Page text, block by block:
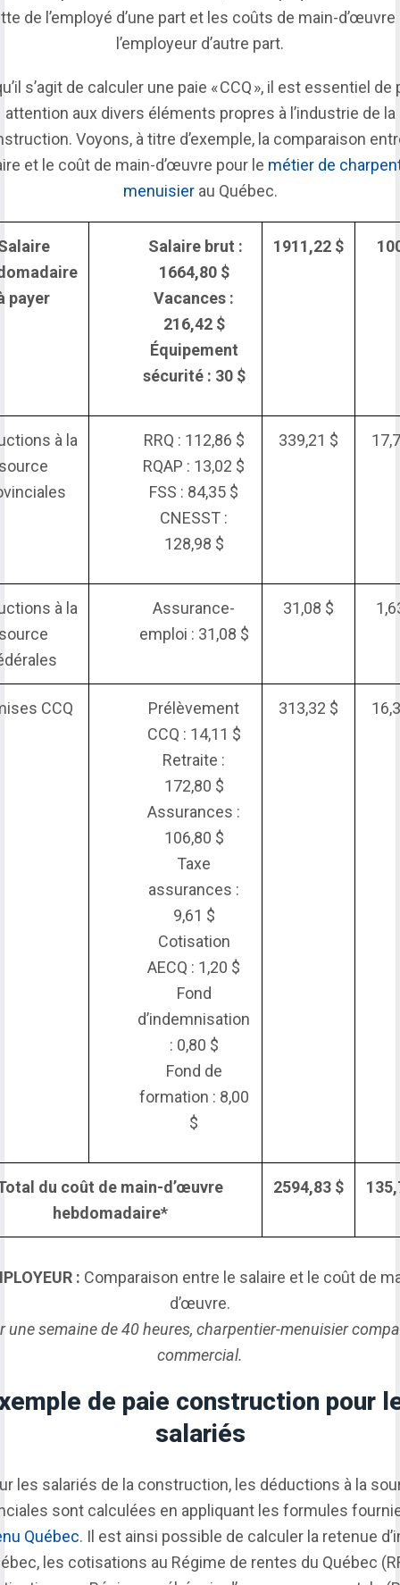
de l’employé d’une part et les coûts de main-d’œuvre
l’employeur d’autre part.
s’agit de calculer une paie « CCQ », il est essentiel de
attention aux divers éléments propres à l’industrie de la
Voyons, à titre d’exemple, la comparaison
et le coût de main-d’œuvre pour le métier de
menuisierau Québec.
payer
Salaire brut :
1664,80 $
Vacances :
216,42 $
Équipement
sécurité : 30 $
1911,22 $
à la
RRQ : 112,86 $
RQAP : 13,02 $
FSS : 84,35 $
CNESST :
128,98 $
339,21 $
à la
Assurance-
emploi : 31,08 $
31,08 $
CCQ
Prélèvement
CCQ : 14,11 $
Retraite :
172,80 $
Assurances :
106,80 $
Taxe
assurances :
9,61 $
Cotisation
AECQ : 1,20 $
Fond
d’indemnisation
: 0,80 $
Fond de
formation : 8,00
$
313,32 $
du coût de main-d’œuvre
hebdomadaire*
2594,83 $
: Comparaison entre le salaire et le coût de
d’œuvre.
une semaine de 40 heures, charpentier-menuisier
commercial.
de paie construction pour
salariés
les salariés de la construction, les déductions à la
sont calculées en appliquant les formules
Québec. Il est ainsi possible de calculer la retenue
les cotisations au Régime de rentes du Québec